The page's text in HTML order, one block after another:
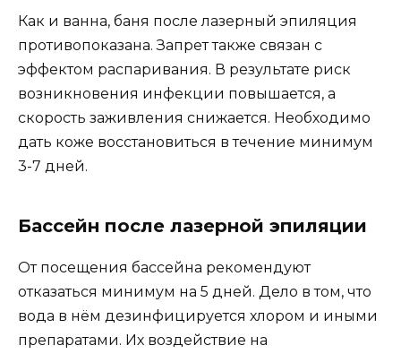
Как и ванна, баня после лазерный эпиляция
противопоказана. Запрет также связан с
эффектом распаривания. В результате риск
возникновения инфекции повышается, а
скорость заживления снижается. Необходимо
дать коже восстановиться в течение минимум
3-7 дней.
Бассейн после лазерной эпиляции
От посещения бассейна рекомендуют
отказаться минимум на 5 дней. Дело в том, что
вода в нём дезинфицируется хлором и иными
препаратами. Их воздействие на